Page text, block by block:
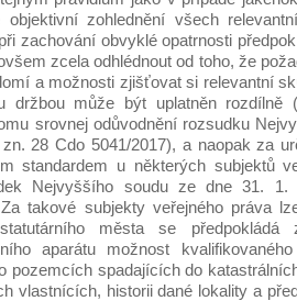
objektivní zohlednění všech
zachování obvyklé opatrnosti
zcela odhlédnout od toho, že
a možnosti zjišťovat si relevantní
držbou může být uplatněn
srovnej odůvodnění rozsudku
28 Cdo 5041/2017), a naopak za
standardem u některých subjektů
Nejvyššího soudu ze dne 31.
Za takové subjekty veřejného práva
města se předpokládá
aparátu možnost
pozemcích spadajících do
vlastnících, historii dané lokality a